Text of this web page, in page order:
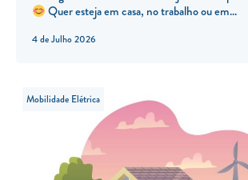
4 de Julho 2026
Quer esteja em casa, no trabalho ou em...
Mobilidade Elétrica